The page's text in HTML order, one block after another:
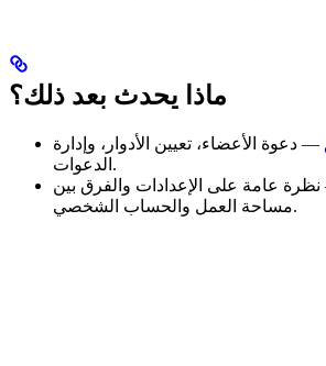
ماذا يحدث بعد ذلك؟
— دعوة الأعضاء، تعيين الأدوار، وإدارة
الدعوات.
عامة على الإعدادات والفرق بين
مساحة العمل والحساب الشخصي.